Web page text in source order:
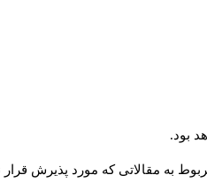
بود.
به مقالاتی که مورد پذیرش قرار